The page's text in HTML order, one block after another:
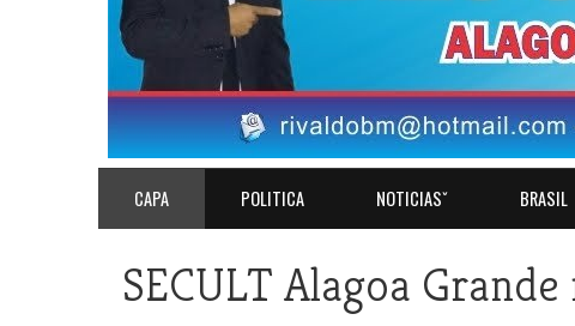
CAPA POLITICA NOTICIASˇ BRASIL
SECULT Alagoa